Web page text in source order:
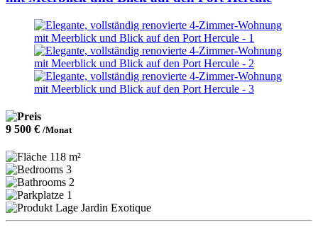
9 500 € /Monat
118 m²
3
2
1
Jardin Exotique